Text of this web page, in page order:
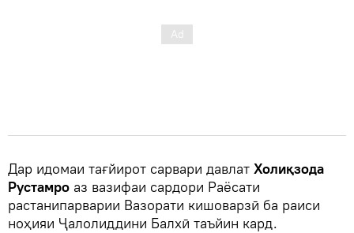
Дар идомаи тағйирот сарвари давлат Холиқзода
Рустамро аз вазифаи сардори Раёсати
растанипарварии Вазорати кишоварзӣ ба раиси
ноҳияи Ҷалолиддини Балхӣ таъйин кард.